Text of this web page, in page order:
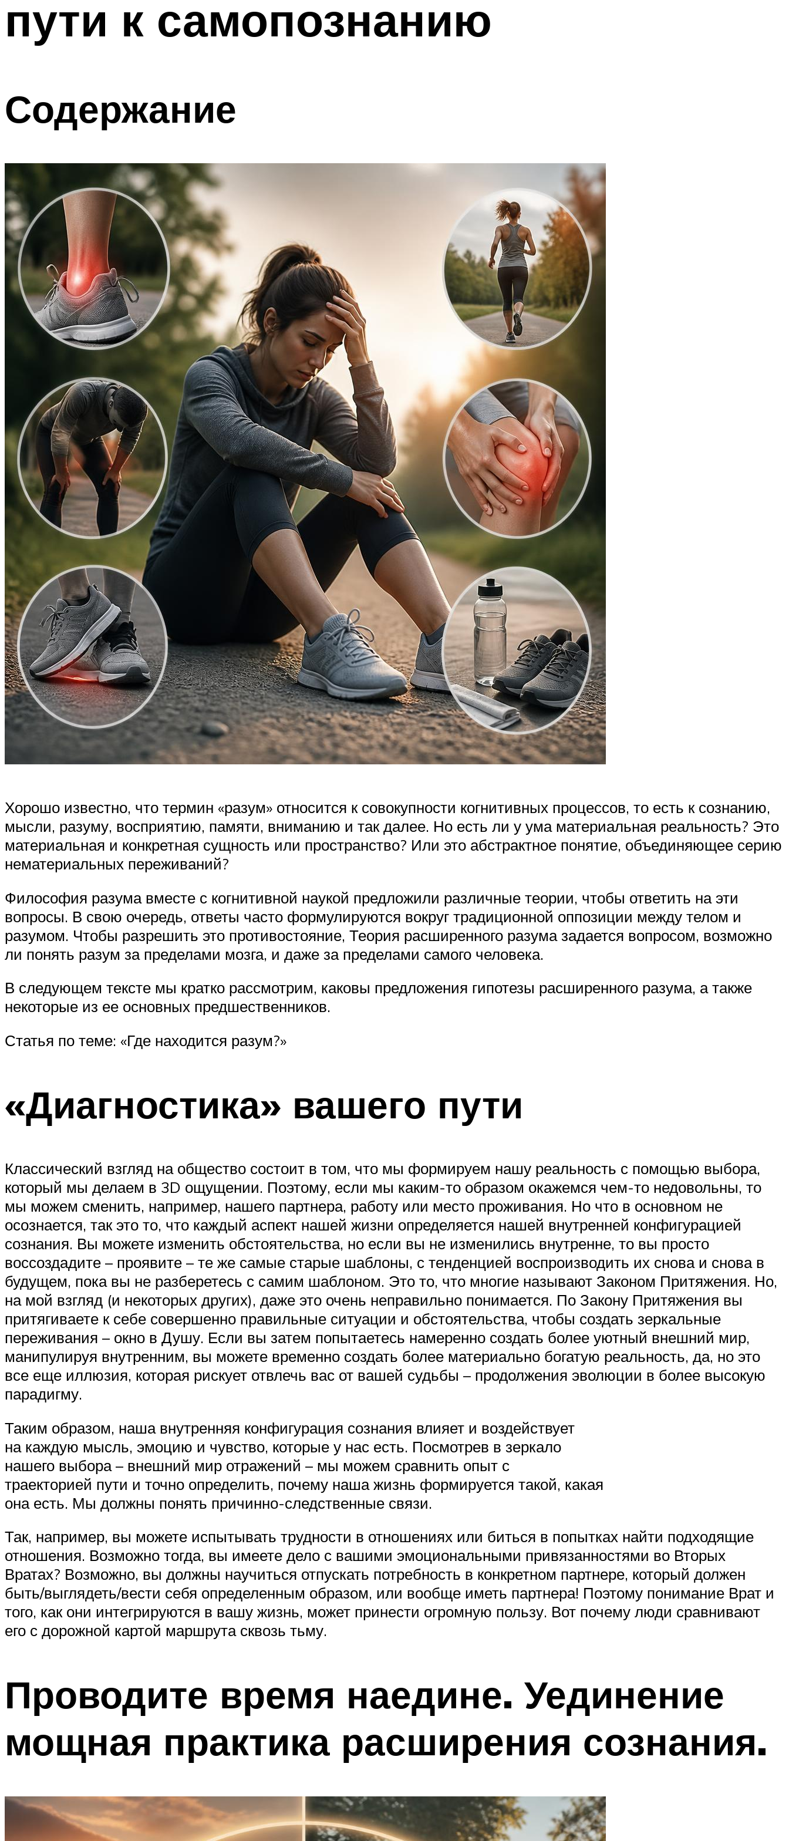
пути к самопознанию
Содержание
Хорошо известно, что термин «разум» относится к совокупности когнитивных процессов, то есть к сознанию,
мысли, разуму, восприятию, памяти, вниманию и так далее. Но есть ли у ума материальная реальность? Это
материальная и конкретная сущность или пространство? Или это абстрактное понятие, объединяющее серию
нематериальных переживаний?
Философия разума вместе с когнитивной наукой предложили различные теории, чтобы ответить на эти
вопросы. В свою очередь, ответы часто формулируются вокруг традиционной оппозиции между телом и
разумом. Чтобы разрешить это противостояние, Теория расширенного разума задается вопросом, возможно
ли понять разум за пределами мозга, и даже за пределами самого человека.
В следующем тексте мы кратко рассмотрим, каковы предложения гипотезы расширенного разума, а также
некоторые из ее основных предшественников.
Статья по теме: «Где находится разум?»
«Диагностика» вашего пути
Классический взгляд на общество состоит в том, что мы формируем нашу реальность с помощью выбора,
который мы делаем в 3D ощущении. Поэтому, если мы каким-то образом окажемся чем-то недовольны, то
мы можем сменить, например, нашего партнера, работу или место проживания. Но что в основном не
осознается, так это то, что каждый аспект нашей жизни определяется нашей внутренней конфигурацией
сознания. Вы можете изменить обстоятельства, но если вы не изменились внутренне, то вы просто
воссоздадите – проявите – те же самые старые шаблоны, с тенденцией воспроизводить их снова и снова в
будущем, пока вы не разберетесь с самим шаблоном. Это то, что многие называют Законом Притяжения. Но,
на мой взгляд (и некоторых других), даже это очень неправильно понимается. По Закону Притяжения вы
притягиваете к себе совершенно правильные ситуации и обстоятельства, чтобы создать зеркальные
переживания – окно в Душу. Если вы затем попытаетесь намеренно создать более уютный внешний мир,
манипулируя внутренним, вы можете временно создать более материально богатую реальность, да, но это
все еще иллюзия, которая рискует отвлечь вас от вашей судьбы – продолжения эволюции в более высокую
парадигму.
Таким образом, наша внутренняя конфигурация сознания влияет и воздействует
на каждую мысль, эмоцию и чувство, которые у нас есть. Посмотрев в зеркало
нашего выбора – внешний мир отражений – мы можем сравнить опыт с
траекторией пути и точно определить, почему наша жизнь формируется такой, какая
она есть. Мы должны понять причинно-следственные связи.
Так, например, вы можете испытывать трудности в отношениях или биться в попытках найти подходящие
отношения. Возможно тогда, вы имеете дело с вашими эмоциональными привязанностями во Вторых
Вратах? Возможно, вы должны научиться отпускать потребность в конкретном партнере, который должен
быть/выглядеть/вести себя определенным образом, или вообще иметь партнера! Поэтому понимание Врат и
того, как они интегрируются в вашу жизнь, может принести огромную пользу. Вот почему люди сравнивают
его с дорожной картой маршрута сквозь тьму.
Проводите время наедине. Уединение
мощная практика расширения сознания.